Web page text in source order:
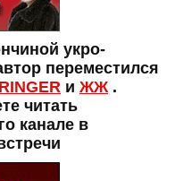
укро-
переместился
и ЖЖ.
читать
канале в